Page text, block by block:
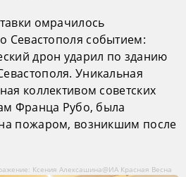
омрачилось
Севастополя событием:
дрон ударил по зданию
Уникальная
коллективом советских
Франца Рубо, была
пожаром, возникшим после
Ксения Алексашина@ИА Красная Весна